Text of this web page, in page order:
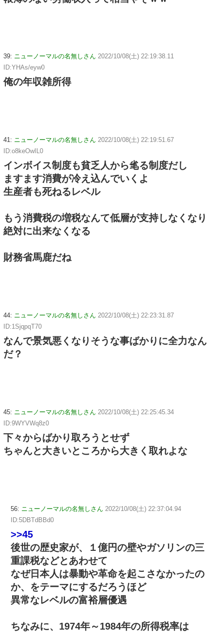
39: ニューノーマルの名無しさん 2022/10/08(土) 22:19:38.11
ID:YHAs/eyw0
俺の年収雑所得
41: ニューノーマルの名無しさん 2022/10/08(土) 22:19:51.67
ID:o8keOwIL0
インボイス制度も貧乏人から毟る制度だし
ますます消費が冷え込んでいくよ
生産者も死ねるレベル
もう消費税の増税なんて低層が支持しなくなり
絶対に出来なくなる
財務省馬鹿だね
44: ニューノーマルの名無しさん 2022/10/08(土) 22:23:31.87
ID:1SjqpqT70
なんで景気悪くなりそうな事ばかりに全力なん
だ？
45: ニューノーマルの名無しさん 2022/10/08(土) 22:25:45.34
ID:9WYVWq8z0
下々からばかり取ろうとせず
ちゃんと大きいところから大きく取れよな
56: ニューノーマルの名無しさん 2022/10/08(土) 22:37:04.94
ID:5DBTdBBd0
>>45
後世の歴史家が、１億円の壁やガソリンの三
重課税などとあわせて
なぜ日本人は暴動や革命を起こさなかったの
か、をテーマにするだろうほど
異常なレベルの富裕層優遇
ちなみに、1974年～1984年の所得税率は